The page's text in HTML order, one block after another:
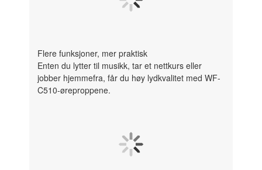
Flere funksjoner, mer praktisk
Enten du lytter til musikk, tar et nettkurs eller
jobber hjemmefra, får du høy lydkvalitet med WF-
C510-øreproppene.